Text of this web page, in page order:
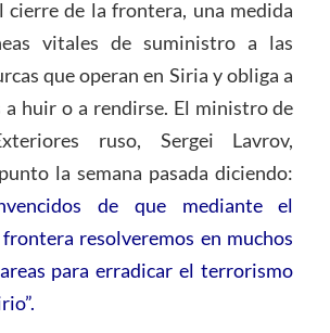
cierre de la frontera, una medida
vitales de suministro a las
que operan en Siria y obliga a
huir o a rendirse. El ministro de
ruso, Sergei Lavrov,
la semana pasada diciendo:
de que mediante el
resolveremos en muchos
para erradicar el terrorismo